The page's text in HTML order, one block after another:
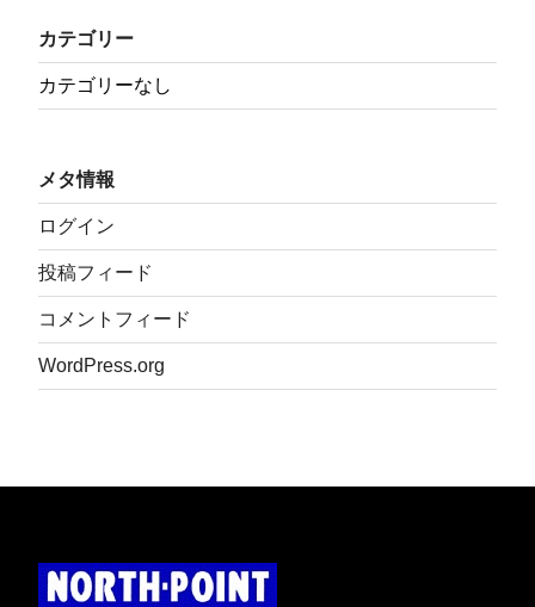
カテゴリー
カテゴリーなし
メタ情報
ログイン
投稿フィード
コメントフィード
WordPress.org